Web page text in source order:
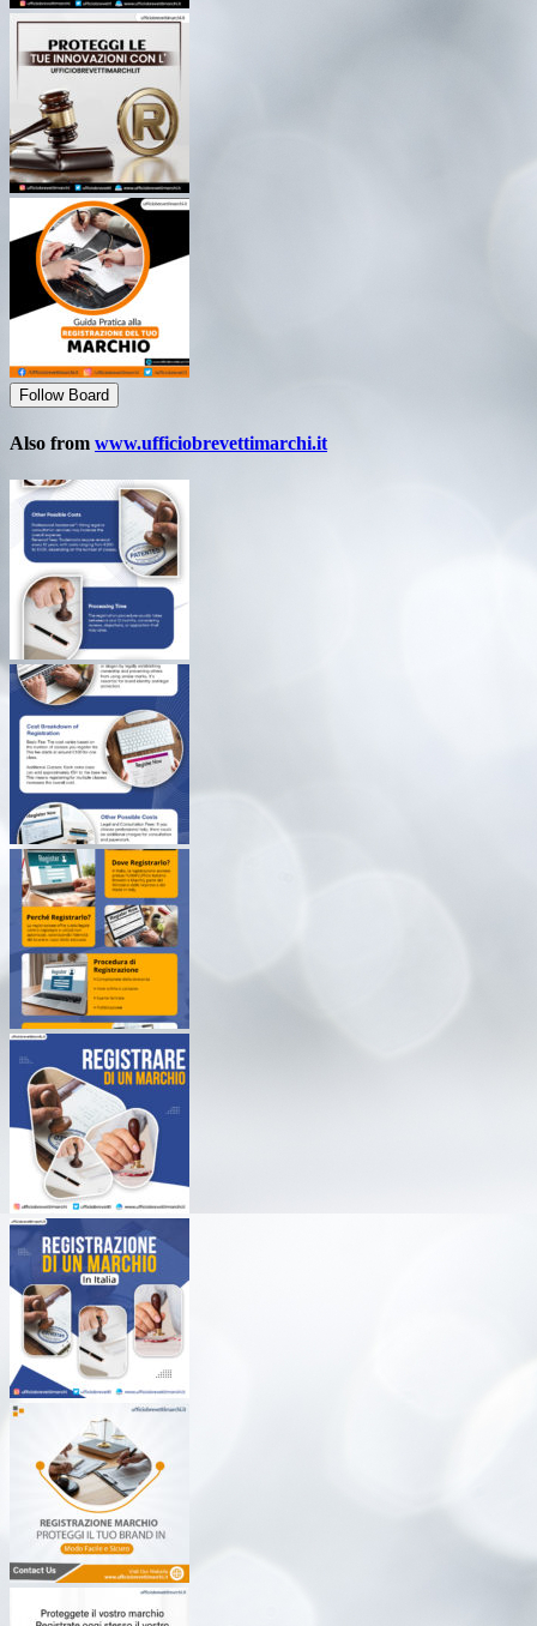
Follow Board
Also from www.ufficiobrevettimarchi.it